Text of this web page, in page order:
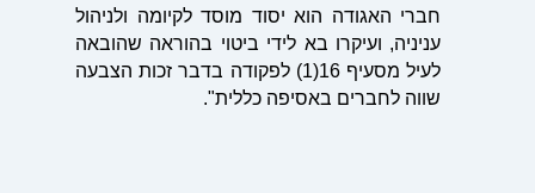
חברי האגודה הוא יסוד מוסד לקיומה ולניהול
עניניה, ועיקרו בא לידי ביטוי בהוראה שהובאה
לעיל מסעיף 16(1) לפקודה בדבר זכות הצבעה
שווה לחברים באסיפה כללית".